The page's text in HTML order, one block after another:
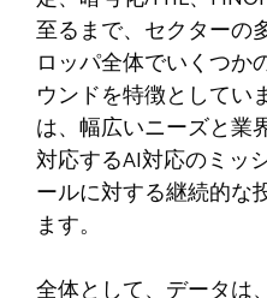
至るまで、セクターの
ロッパ全体でいくつか
ウンドを特徴としてい
は、幅広いニーズと業
対応するAI対応のミッ
ールに対する継続的な
ます。
全体として、データは